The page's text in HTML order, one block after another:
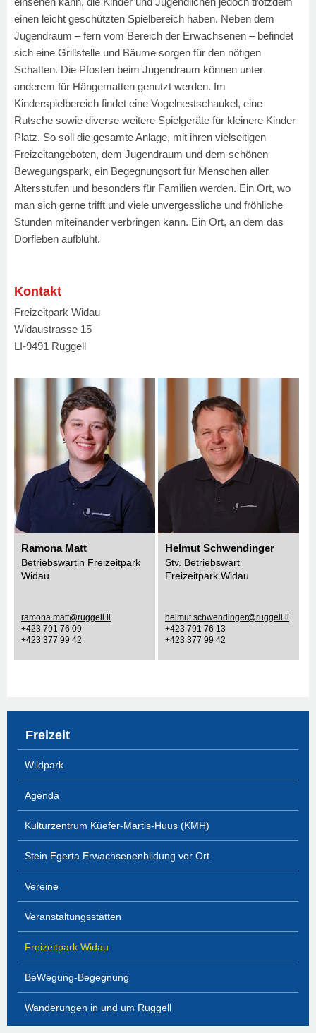
einen leicht geschützten Spielbereich haben. Neben dem
Jugendraum – fern vom Bereich der Erwachsenen – befindet
sich eine Grillstelle und Bäume sorgen für den nötigen
Schatten. Die Pfosten beim Jugendraum können unter
anderem für Hängematten genutzt werden. Im
Kinderspielbereich findet eine Vogelnestschaukel, eine
Rutsche sowie diverse weitere Spielgeräte für kleinere Kinder
Platz. So soll die gesamte Anlage, mit ihren vielseitigen
Freizeitangeboten, dem Jugendraum und dem schönen
Bewegungspark, ein Begegnungsort für Menschen aller
Altersstufen und besonders für Familien werden. Ein Ort, wo
man sich gerne trifft und viele unvergessliche und fröhliche
Stunden miteinander verbringen kann. Ein Ort, an dem das
Dorfleben aufblüht.
Kontakt
Freizeitpark Widau
Widaustrasse 15
LI-9491 Ruggell
Ramona Matt
Betriebswartin Freizeitpark
Widau
ramona.matt@ruggell.li
+423 791 76 09
+423 377 99 42
Helmut Schwendinger
Stv. Betriebswart
Freizeitpark Widau
helmut.schwendinger@ruggell.li
+423 791 76 13
+423 377 99 42
Freizeit
Wildpark
Agenda
Kulturzentrum Küefer-Martis-Huus (KMH)
Stein Egerta Erwachsenenbildung vor Ort
Vereine
Veranstaltungsstätten
Freizeitpark Widau
BeWegung-Begegnung
Wanderungen in und um Ruggell